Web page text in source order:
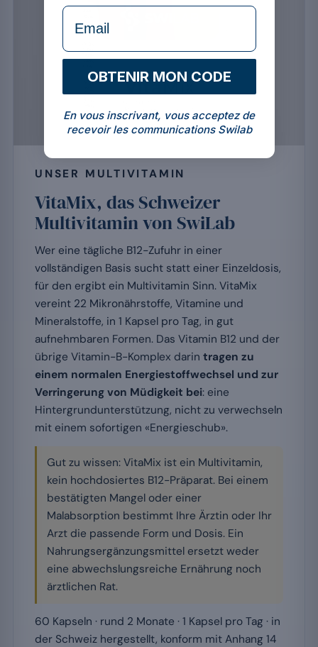
UNSER MULTIVITAMIN
VitaMix, das Schweizer
Multivitamin von SwiLab
Wer eine tägliche B12-Zufuhr in einer
vollständigen Basis sucht statt einer Einzeldosis,
für den ergibt ein Multivitamin Sinn. VitaMix
vereint 22 Mikronährstoffe, Vitamine und
Mineralstoffe, in 1 Kapsel pro Tag, in gut
aufnehmbaren Formen. Das Vitamin B12 und der
übrige Vitamin-B-Komplex darin tragen zu
einem normalen Energiestoffwechsel und zur
Verringerung von Müdigkeit bei: eine
Hintergrundunterstützung, nicht zu verwechseln
mit einem sofortigen «Energieschub».
Gut zu wissen: VitaMix ist ein Multivitamin,
kein hochdosiertes B12-Präparat. Bei einem
bestätigten Mangel oder einer
Malabsorption bestimmt Ihre Ärztin oder Ihr
Arzt die passende Form und Dosis. Ein
Nahrungsergänzungsmittel ersetzt weder
eine abwechslungsreiche Ernährung noch
ärztlichen Rat.
60 Kapseln · rund 2 Monate · 1 Kapsel pro Tag · in
der Schweiz hergestellt, konform mit Anhang 14
formulaire Email
OBTENIR MON CODE
En vous inscrivant, vous acceptez de
recevoir les communications Swilab